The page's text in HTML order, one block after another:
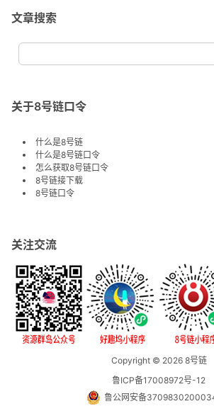
文章搜索
关于8号链口令
什么是8号链
什么是8号链口令
怎么获取8号链口令
8号链接下载
8号链口令
关注交流
Copyright © 20268号链
鲁ICP备17008972号-12
鲁公网安备